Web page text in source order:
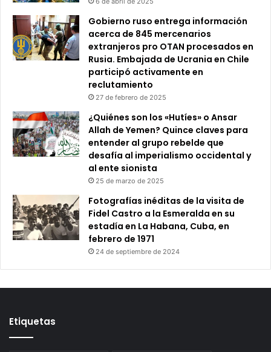
Gobierno ruso entrega información
acerca de 845 mercenarios
extranjeros pro OTAN procesados en
Rusia. Embajada de Ucrania en Chile
participó activamente en
reclutamiento
27 de febrero de 2025
¿Quiénes son los «Hutíes» o Ansar
Allah de Yemen? Quince claves para
entender al grupo rebelde que
desafía al imperialismo occidental y
al ente sionista
25 de marzo de 2025
Fotografías inéditas de la visita de
Fidel Castro a la Esmeralda en su
estadía en La Habana, Cuba, en
febrero de 1971
24 de septiembre de 2024
Etiquetas